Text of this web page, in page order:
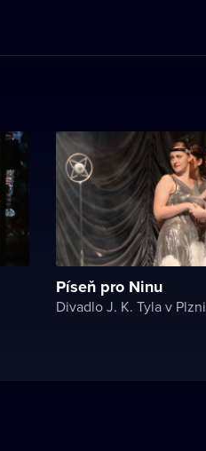
Píseň pro Ninu
Divadlo J. K. Tyla v Plzni